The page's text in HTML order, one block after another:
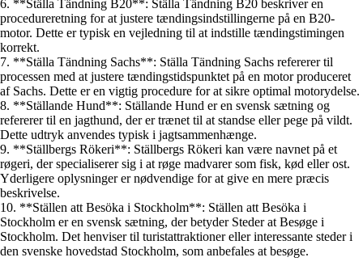
6. **Ställa Tändning B20**: Ställa Tändning B20 beskriver en
procedureretning for at justere tændingsindstillingerne på en B20-
motor. Dette er typisk en vejledning til at indstille tændingstimingen
korrekt.
7. **Ställa Tändning Sachs**: Ställa Tändning Sachs refererer til
processen med at justere tændingstidspunktet på en motor produceret
af Sachs. Dette er en vigtig procedure for at sikre optimal motorydelse.
8. **Ställande Hund**: Ställande Hund er en svensk sætning og
refererer til en jagthund, der er trænet til at standse eller pege på vildt.
Dette udtryk anvendes typisk i jagtsammenhænge.
9. **Ställbergs Rökeri**: Ställbergs Rökeri kan være navnet på et
røgeri, der specialiserer sig i at røge madvarer som fisk, kød eller ost.
Yderligere oplysninger er nødvendige for at give en mere præcis
beskrivelse.
10. **Ställen att Besöka i Stockholm**: Ställen att Besöka i
Stockholm er en svensk sætning, der betyder Steder at Besøge i
Stockholm. Det henviser til turistattraktioner eller interessante steder i
den svenske hovedstad Stockholm, som anbefales at besøge.